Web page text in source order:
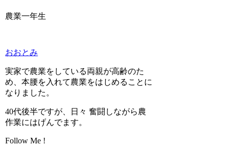
農業一年生
おおとみ
実家で農業をしている両親が高齢のた
め、本腰を入れて農業をはじめることに
なりました。
40代後半ですが、日々 奮闘しながら農
作業にはげんでます。
Follow Me !